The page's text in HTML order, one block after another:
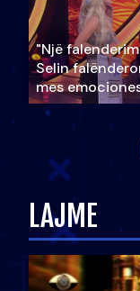
"Një
Selin
mes
LAJME